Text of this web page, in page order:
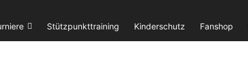
Stützpunkttraining Kinderschutz Fanshop